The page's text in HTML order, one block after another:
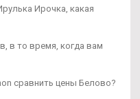
Ирочка, какая
в то время, когда вам
сравнить цены Белово?